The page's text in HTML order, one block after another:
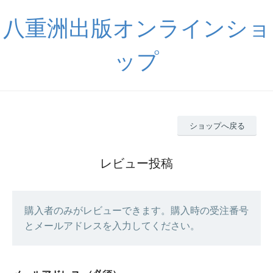
八重洲出版オンラインショ
ップ
ショップへ戻る
レビュー投稿
購入者のみがレビューできます。購入時の受注番号
とメールアドレスを入力してください。